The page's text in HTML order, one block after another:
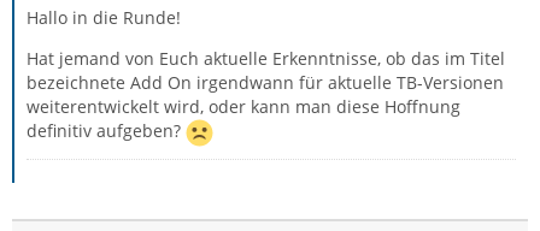
Hallo in die Runde!
Hat jemand von Euch aktuelle Erkenntnisse, ob das im Titel
bezeichnete Add On irgendwann für aktuelle TB-Versionen
weiterentwickelt wird, oder kann man diese Hoffnung
definitiv aufgeben?